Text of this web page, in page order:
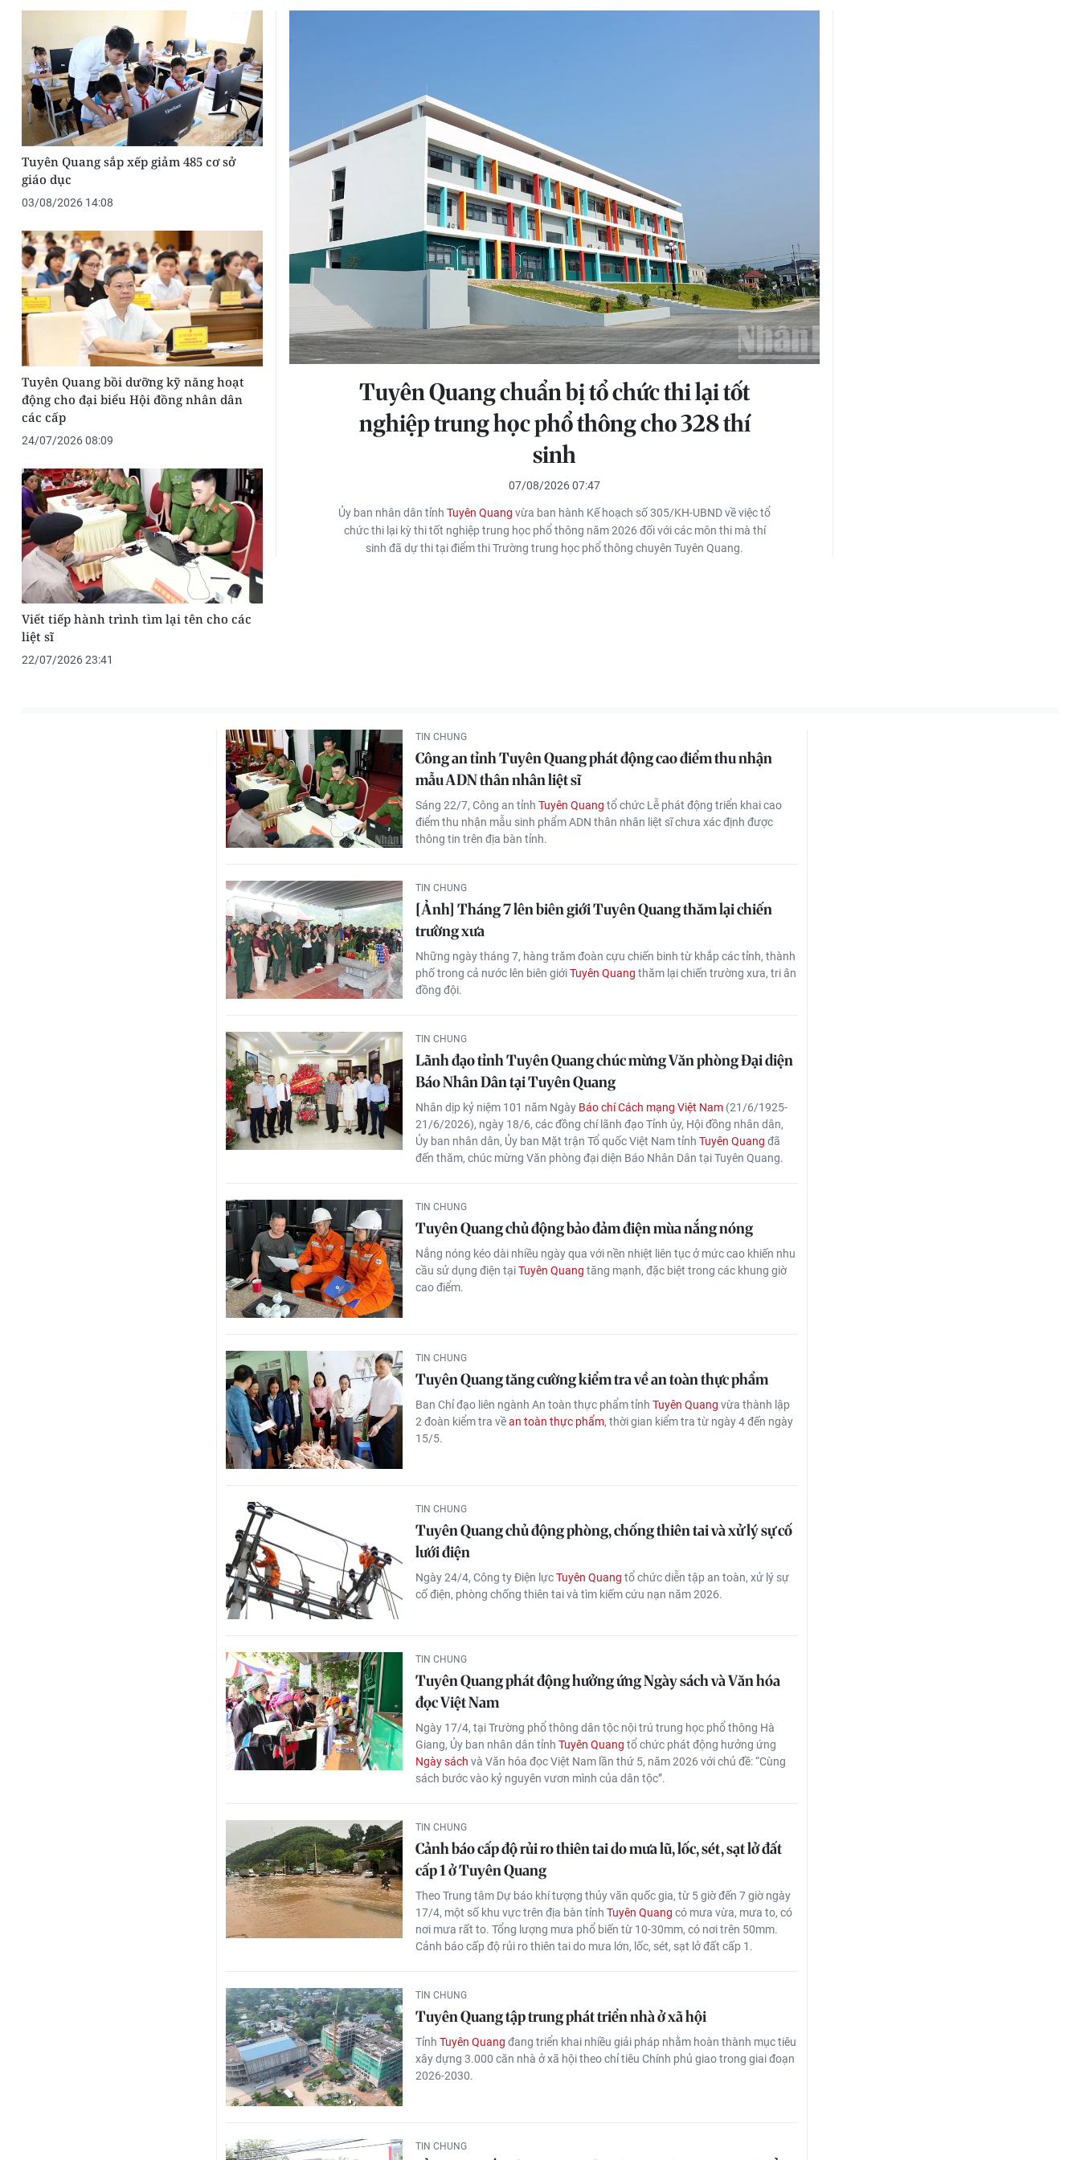
Tuyên Quang chuẩn bị tổ chức thi lại tốt
nghiệp trung học phổ thông cho 328 thí
sinh
07/08/2026 07:47
Ủy ban nhân dân tỉnh Tuyên Quang vừa ban hành Kế hoạch số 305/KH-UBND về việc tổ
chức thi lại kỳ thi tốt nghiệp trung học phổ thông năm 2026 đối với các môn thi mà thí
sinh đã dự thi tại điểm thi Trường trung học phổ thông chuyên Tuyên Quang.
Tuyên Quang sắp xếp giảm 485 cơ sở
giáo dục
03/08/2026 14:08
Tuyên Quang bồi dưỡng kỹ năng hoạt
động cho đại biểu Hội đồng nhân dân
các cấp
24/07/2026 08:09
Viết tiếp hành trình tìm lại tên cho các
liệt sĩ
22/07/2026 23:41
TIN CHUNG
Công an tỉnh Tuyên Quang phát động cao điểm thu nhận
mẫu ADN thân nhân liệt sĩ
Sáng 22/7, Công an tỉnh Tuyên Quang tổ chức Lễ phát động triển khai cao
điểm thu nhận mẫu sinh phẩm ADN thân nhân liệt sĩ chưa xác định được
thông tin trên địa bàn tỉnh.
TIN CHUNG
[Ảnh] Tháng 7 lên biên giới Tuyên Quang thăm lại chiến
trường xưa
Những ngày tháng 7, hàng trăm đoàn cựu chiến binh từ khắp các tỉnh, thành
phố trong cả nước lên biên giớiTuyên Quang thăm lại chiến trường xưa, tri ân
đồng đội.
TIN CHUNG
Lãnh đạo tỉnh Tuyên Quang chúc mừng Văn phòng Đại diện
Báo Nhân Dân tại Tuyên Quang
Nhân dịp kỷ niệm 101 năm Ngày Báo chí Cách mạng Việt Nam (21/6/1925-
21/6/2026), ngày 18/6, các đồng chí lãnh đạo Tỉnh ủy, Hội đồng nhân dân,
Ủy ban nhân dân, Ủy ban Mặt trận Tổ quốc Việt Nam tỉnh Tuyên Quang đã
đến thăm, chúc mừng Văn phòng đại diện Báo Nhân Dân tại Tuyên Quang.
TIN CHUNG
Tuyên Quang chủ động bảo đảm điện mùa nắng nóng
Nắng nóng kéo dài nhiều ngày qua với nền nhiệt liên tục ở mức cao khiến nhu
cầu sử dụng điện tạiTuyên Quang tăng mạnh, đặc biệt trong các khung giờ
cao điểm.
TIN CHUNG
Tuyên Quang tăng cường kiểm tra về an toàn thực phẩm
Ban Chỉ đạo liên ngành An toàn thực phẩm tỉnh Tuyên Quang vừa thành lập
2 đoàn kiểm tra vềan toàn thực phẩm, thời gian kiểm tra từ ngày 4 đến ngày
15/5.
TIN CHUNG
Tuyên Quang chủ động phòng, chống thiên tai và xử lý sự cố
lưới điện
Ngày 24/4, Công ty Điện lựcTuyên Quang tổ chức diễn tập an toàn, xử lý sự
cố điện, phòng chống thiên tai và tìm kiếm cứu nạn năm 2026.
TIN CHUNG
Tuyên Quang phát động hưởng ứng Ngày sách và Văn hóa
đọc Việt Nam
Ngày 17/4, tại Trường phổ thông dân tộc nội trú trung học phổ thông Hà
Giang, Ủy ban nhân dân tỉnh Tuyên Quang tổ chức phát động hưởng ứng
Ngày sách và Văn hóa đọc Việt Nam lần thứ 5, năm 2026 với chủ đề: “Cùng
sách bước vào kỷ nguyên vươn mình của dân tộc”.
TIN CHUNG
Cảnh báo cấp độ rủi ro thiên tai do mưa lũ, lốc, sét, sạt lở đất
cấp 1 ở Tuyên Quang
Theo Trung tâm Dự báo khí tượng thủy văn quốc gia, từ 5 giờ đến 7 giờ ngày
17/4, một số khu vực trên địa bàn tỉnh Tuyên Quang có mưa vừa, mưa to, có
nơi mưa rất to. Tổng lượng mưa phổ biến từ 10-30mm, có nơi trên 50mm.
Cảnh báo cấp độ rủi ro thiên tai do mưa lớn, lốc, sét, sạt lở đất cấp 1.
TIN CHUNG
Tuyên Quang tập trung phát triển nhà ở xã hội
Tỉnh Tuyên Quang đang triển khai nhiều giải pháp nhằm hoàn thành mục tiêu
xây dựng 3.000 căn nhà ở xã hội theo chỉ tiêu Chính phủ giao trong giai đoạn
2026-2030.
TIN CHUNG